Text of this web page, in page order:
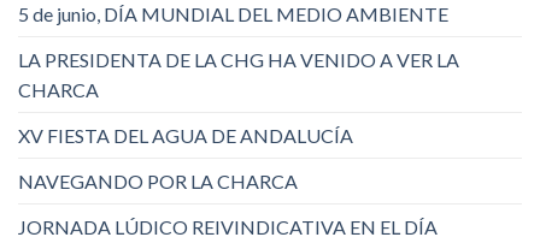
5 de junio, DÍA MUNDIAL DEL MEDIO AMBIENTE
LA PRESIDENTA DE LA CHG HA VENIDO A VER LA
CHARCA
XV FIESTA DEL AGUA DE ANDALUCÍA
NAVEGANDO POR LA CHARCA
JORNADA LÚDICO REIVINDICATIVA EN EL DÍA